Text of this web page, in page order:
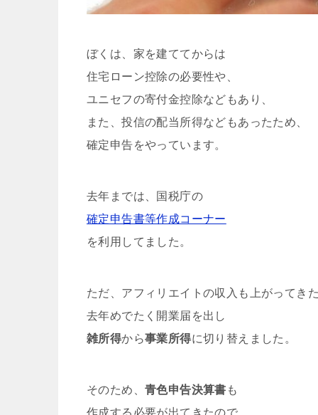
ぼくは、家を建ててからは
住宅ローン控除の必要性や、
ユニセフの寄付金控除などもあり、
また、投信の配当所得などもあったため、
確定申告をやっています。
去年までは、国税庁の
確定申告書等作成コーナー
を利用してました。
ただ、アフィリエイトの収入も上がってき
去年めでたく開業届を出し
雑所得から事業所得に切り替えました。
そのため、 青色申告決算書 も
作成する必要が出てきたので、